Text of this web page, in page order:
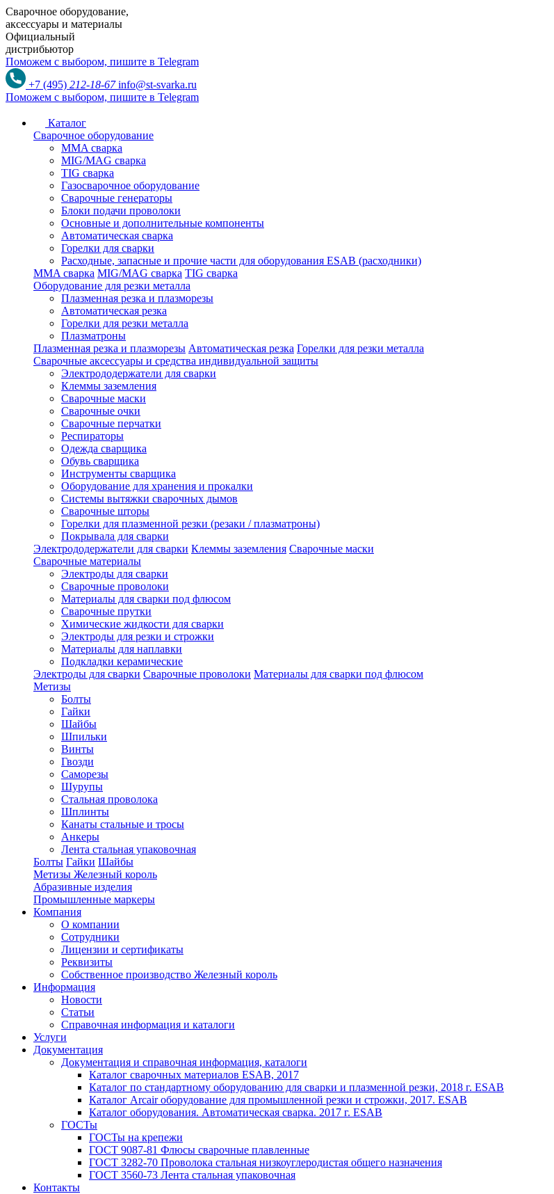
Сварочное оборудование,
аксессуары и материалы
Официальный
дистрибьютор
Поможем с выбором, пишите в Telegram
+7 (495) 212-18-67 info@st-svarka.ru
Поможем с выбором, пишите в Telegram
Каталог
Сварочное оборудование
MMA сварка
MIG/MAG сварка
TIG сварка
Газосварочное оборудование
Сварочные генераторы
Блоки подачи проволоки
Основные и дополнительные компоненты
Автоматическая сварка
Горелки для сварки
Расходные, запасные и прочие части для оборудования ESAB (расходники)
MMA сварка MIG/MAG сварка TIG сварка
Оборудование для резки металла
Плазменная резка и плазморезы
Автоматическая резка
Горелки для резки металла
Плазматроны
Плазменная резка и плазморезы Автоматическая резка Горелки для резки металла
Сварочные аксессуары и средства индивидуальной защиты
Электрододержатели для сварки
Клеммы заземления
Сварочные маски
Сварочные очки
Сварочные перчатки
Респираторы
Одежда сварщика
Обувь сварщика
Инструменты сварщика
Оборудование для хранения и прокалки
Системы вытяжки сварочных дымов
Сварочные шторы
Горелки для плазменной резки (резаки / плазматроны)
Покрывала для сварки
Электрододержатели для сварки Клеммы заземления Сварочные маски
Сварочные материалы
Электроды для сварки
Сварочные проволоки
Материалы для сварки под флюсом
Сварочные прутки
Химические жидкости для сварки
Электроды для резки и строжки
Материалы для наплавки
Подкладки керамические
Электроды для сварки Сварочные проволоки Материалы для сварки под флюсом
Метизы
Болты
Гайки
Шайбы
Шпильки
Винты
Гвозди
Саморезы
Шурупы
Стальная проволока
Шплинты
Канаты стальные и тросы
Анкеры
Лента стальная упаковочная
Болты Гайки Шайбы
Метизы Железный король
Абразивные изделия
Промышленные маркеры
Компания
О компании
Сотрудники
Лицензии и сертификаты
Реквизиты
Собственное производство Железный король
Информация
Новости
Статьи
Справочная информация и каталоги
Услуги
Документация
Документация и справочная информация, каталоги
Каталог сварочных материалов ESAB, 2017
Каталог по стандартному оборудованию для сварки и плазменной резки, 2018 г. ESAB
Каталог Arcair оборудование для промышленной резки и строжки, 2017. ESAB
Каталог оборудования. Автоматическая сварка. 2017 г. ESAB
ГОСТы
ГОСТы на крепежи
ГОСТ 9087-81 Флюсы сварочные плавленные
ГОСТ 3282-70 Проволока стальная низкоуглеродистая общего назначения
ГОСТ 3560-73 Лента стальная упаковочная
Контакты